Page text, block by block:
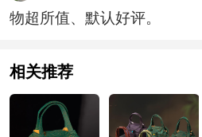
物超所值、默认好评。
相关推荐